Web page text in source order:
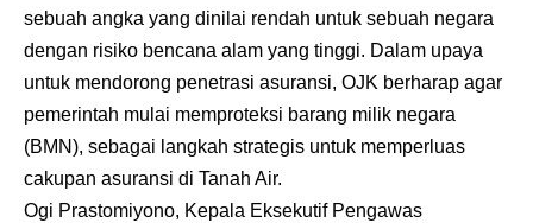
sebuah angka yang dinilai rendah untuk sebuah negara
dengan risiko bencana alam yang tinggi. Dalam upaya
untuk mendorong penetrasi asuransi, OJK berharap agar
pemerintah mulai memproteksi barang milik negara
(BMN), sebagai langkah strategis untuk memperluas
cakupan asuransi di Tanah Air.
Ogi Prastomiyono, Kepala Eksekutif Pengawas